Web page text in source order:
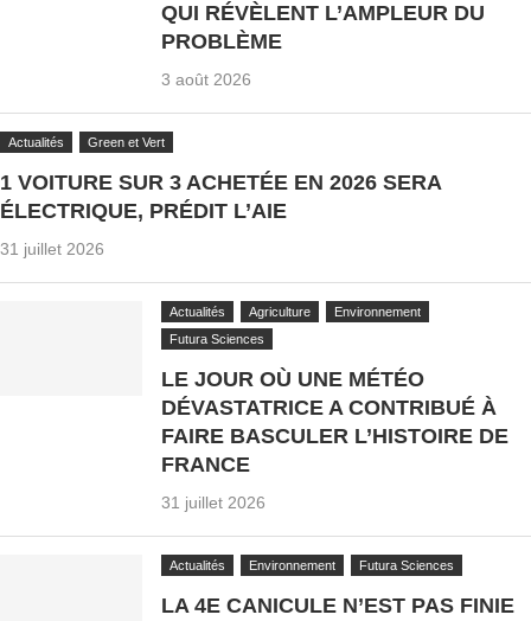
QUI RÉVÈLENT L’AMPLEUR DU
PROBLÈME
3 août 2026
Actualités Green et Vert
1 VOITURE SUR 3 ACHETÉE EN 2026 SERA
ÉLECTRIQUE, PRÉDIT L’AIE
31 juillet 2026
Actualités Agriculture
Environnement
Futura Sciences
LE JOUR OÙ UNE MÉTÉO
DÉVASTATRICE A CONTRIBUÉ À
FAIRE BASCULER L’HISTOIRE DE
FRANCE
31 juillet 2026
Actualités Environnement Futura Sciences
LA 4E CANICULE N’EST PAS FINIE